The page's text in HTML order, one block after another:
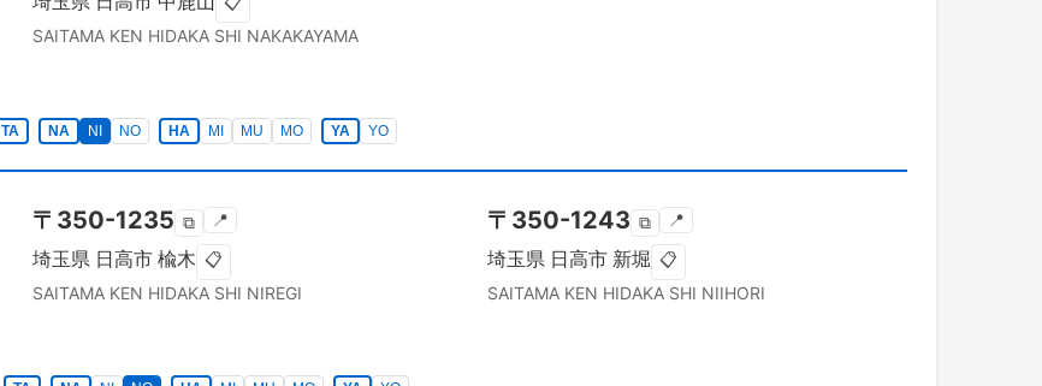
SAITAMA KEN HIDAKA SHI NAKAKAYAMA
TA NA NI NO HA MI MU MO YA YO
〒 350-1235 ⧉ 📍
埼玉県 日高市 楡木 📋
SAITAMA KEN HIDAKA SHI NIREGI
〒 350-1243 ⧉ 📍
埼玉県 日高市 新堀 📋
SAITAMA KEN HIDAKA SHI NIIHORI